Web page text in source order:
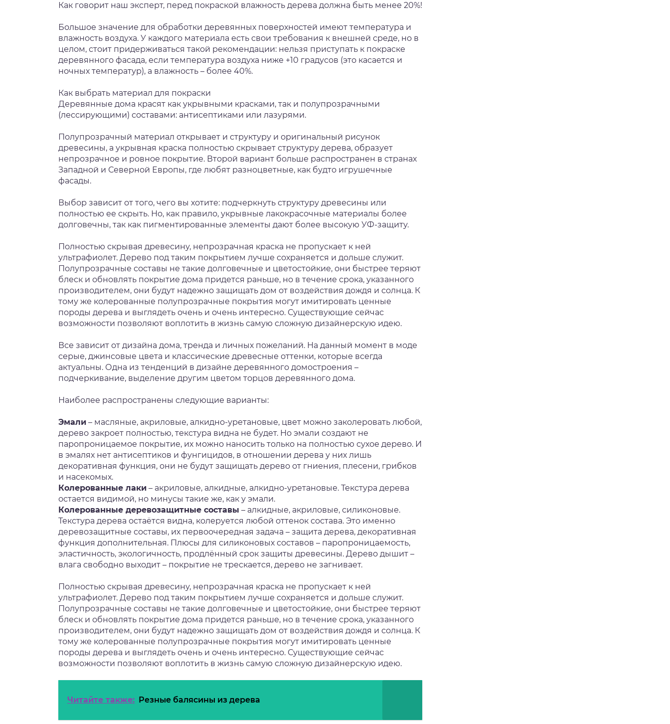
Как говорит наш эксперт, перед покраской влажность дерева должна быть менее 20%!
Большое значение для обработки деревянных поверхностей имеют температура и
влажность воздуха. У каждого материала есть свои требования к внешней среде, но в
целом, стоит придерживаться такой рекомендации: нельзя приступать к покраске
деревянного фасада, если температура воздуха ниже +10 градусов (это касается и
ночных температур), а влажность – более 40%.
Как выбрать материал для покраски
Деревянные дома красят как укрывными красками, так и полупрозрачными
(лессирующими) составами: антисептиками или лазурями.
Полупрозрачный материал открывает и структуру и оригинальный рисунок
древесины, а укрывная краска полностью скрывает структуру дерева, образует
непрозрачное и ровное покрытие. Второй вариант больше распространен в странах
Западной и Северной Европы, где любят разноцветные, как будто игрушечные
фасады.
Выбор зависит от того, чего вы хотите: подчеркнуть структуру древесины или
полностью ее скрыть. Но, как правило, укрывные лакокрасочные материалы более
долговечны, так как пигментированные элементы дают более высокую УФ-защиту.
Полностью скрывая древесину, непрозрачная краска не пропускает к ней
ультрафиолет. Дерево под таким покрытием лучше сохраняется и дольше служит.
Полупрозрачные составы не такие долговечные и цветостойкие, они быстрее теряют
блеск и обновлять покрытие дома придется раньше, но в течение срока, указанного
производителем, они будут надежно защищать дом от воздействия дождя и солнца. К
тому же колерованные полупрозрачные покрытия могут имитировать ценные
породы дерева и выглядеть очень и очень интересно. Существующие сейчас
возможности позволяют воплотить в жизнь самую сложную дизайнерскую идею.
Все зависит от дизайна дома, тренда и личных пожеланий. На данный момент в моде
серые, джинсовые цвета и классические древесные оттенки, которые всегда
актуальны. Одна из тенденций в дизайне деревянного домостроения –
подчеркивание, выделение другим цветом торцов деревянного дома.
Наиболее распространены следующие варианты:
Эмали – масляные, акриловые, алкидно-уретановые, цвет можно заколеровать любой,
дерево закроет полностью, текстура видна не будет. Но эмали создают не
паропроницаемое покрытие, их можно наносить только на полностью сухое дерево. И
в эмалях нет антисептиков и фунгицидов, в отношении дерева у них лишь
декоративная функция, они не будут защищать дерево от гниения, плесени, грибков
и насекомых.
Колерованные лаки – акриловые, алкидные, алкидно-уретановые. Текстура дерева
остается видимой, но минусы такие же, как у эмали.
Колерованные деревозащитные составы – алкидные, акриловые, силиконовые.
Текстура дерева остаётся видна, колеруется любой оттенок состава. Это именно
деревозащитные составы, их первоочередная задача – защита дерева, декоративная
функция дополнительная. Плюсы для силиконовых составов – паропроницаемость,
эластичность, экологичность, продлённый срок защиты древесины. Дерево дышит –
влага свободно выходит – покрытие не трескается, дерево не загнивает.
Полностью скрывая древесину, непрозрачная краска не пропускает к ней
ультрафиолет. Дерево под таким покрытием лучше сохраняется и дольше служит.
Полупрозрачные составы не такие долговечные и цветостойкие, они быстрее теряют
блеск и обновлять покрытие дома придется раньше, но в течение срока, указанного
производителем, они будут надежно защищать дом от воздействия дождя и солнца. К
тому же колерованные полупрозрачные покрытия могут имитировать ценные
породы дерева и выглядеть очень и очень интересно. Существующие сейчас
возможности позволяют воплотить в жизнь самую сложную дизайнерскую идею.
Читайте также: Резные балясины из дерева